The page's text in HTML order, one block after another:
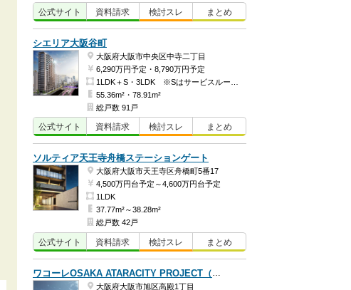
公式サイト 資料請求 検討スレ まとめ
シエリア大阪谷町
大阪府大阪市中央区中寺二丁目
6,290万円予定・8,790万円予定
55.36m²・78.91m²
総戸数 91戸
公式サイト 資料請求 検討スレ まとめ
ソルティア天王寺舟橋ステーションゲート
大阪府大阪市天王寺区舟橋町5番17
4,500万円台予定～4,600万円台予定
1LDK
37.77m²～38.28m²
総戸数 42戸
公式サイト 資料請求 検討スレ まとめ
ワコーレOSAKA ATARACITY PROJECT（ワコーレシティ城北公園通）
大阪府大阪市旭区高殿1丁目